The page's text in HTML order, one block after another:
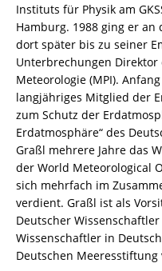
Instituts für Physik am
Hamburg. 1988 ging er
dort später bis zu seiner
Unterbrechungen
Meteorologie (MPI).
langjähriges Mitglied der
zum Schutz der
Erdatmosphäre“ des
Graßl mehrere Jahre das
der World Meteorological
sich mehrfach im
verdient. Graßl ist als
Deutscher
Wissenschaftler in
Deutschen Meeresstiftung